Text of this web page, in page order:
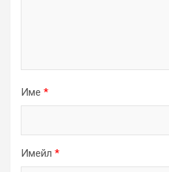
Име *
Имейл *